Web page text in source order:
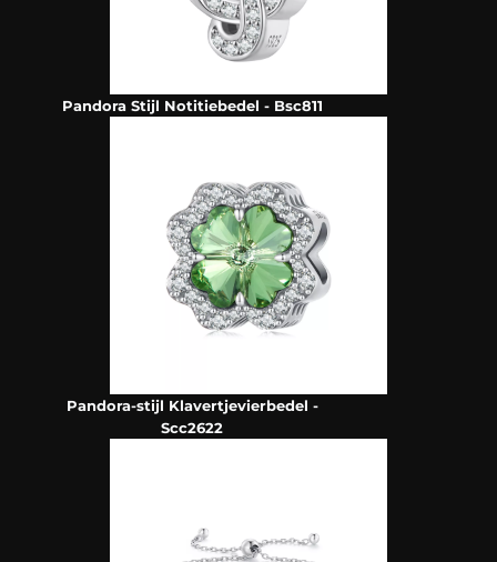
Pandora Stijl Notitiebedel - Bsc811
Pandora-stijl Klavertjevierbedel -
Scc2622